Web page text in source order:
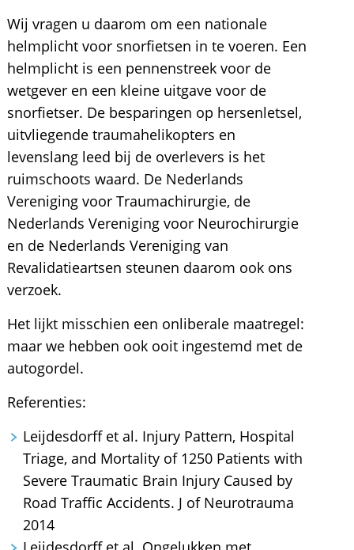
Wij vragen u daarom om een nationale
helmplicht voor snorfietsen in te voeren. Een
helmplicht is een pennenstreek voor de
wetgever en een kleine uitgave voor de
snorfietser. De besparingen op hersenletsel,
uitvliegende traumahelikopters en
levenslang leed bij de overlevers is het
ruimschoots waard. De Nederlands
Vereniging voor Traumachirurgie, de
Nederlands Vereniging voor Neurochirurgie
en de Nederlands Vereniging van
Revalidatieartsen steunen daarom ook ons
verzoek.
Het lijkt misschien een onliberale maatregel:
maar we hebben ook ooit ingestemd met de
autogordel.
Referenties:
Leijdesdorff et al. Injury Pattern, Hospital
Triage, and Mortality of 1250 Patients with
Severe Traumatic Brain Injury Caused by
Road Traffic Accidents. J of Neurotrauma
2014